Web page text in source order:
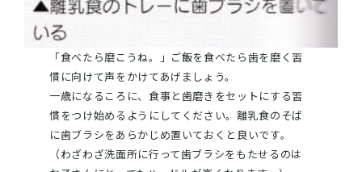
「食べたら磨こうね。」ご飯を食べたら歯を磨く習
慣に向けて声をかけてあげましょう。
一歳になるころに、食事と歯磨きをセットにする習
慣をつけ始めるようにしてください。離乳食のそば
に歯ブラシをあらかじめ置いておくと良いです。
（わざわざ洗面所に行って歯ブラシをもたせるのは